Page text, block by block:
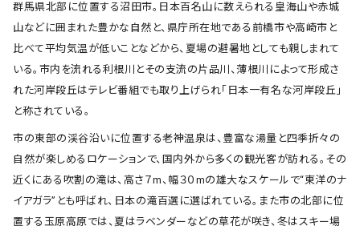
群馬県北部に位置する沼田市。日本百名山に数えられる皇海山や赤城
山などに囲まれた豊かな自然と、県庁所在地である前橋市や高崎市と
比べて平均気温が低いことなどから、夏場の避暑地としても親しまれて
いる。市内を流れる利根川とその支流の片品川、薄根川によって形成さ
れた河岸段丘はテレビ番組でも取り上げられ「日本一有名な河岸段丘」
と称されている。
市の東部の渓谷沿いに位置する老神温泉は、豊富な湯量と四季折々の
自然が楽しめるロケーションで、国内外から多くの観光客が訪れる。その
近くにある吹割の滝は、高さ７m、幅３０mの雄大なスケールで“東洋のナ
イアガラ”とも呼ばれ、日本の滝百選に選ばれている。また市の北部に位
置する玉原高原では、夏はラベンダーなどの草花が咲き、冬はスキー場